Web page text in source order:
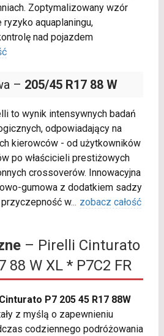
Zoptymalizowany wzór
aquaplaningu,
nad pojazdem
– 205/45 R17 88 W
to wynik intensywnych badań
odpowiadający na
kierowców - od użytkowników
po właścicieli prestiżowych
crossoverów. Innowacyjna
gumowa z dodatkiem sadzy
w... zobacz całość
– Pirelli Cinturato
88 W XL * P7C2 FR
P7 205 45 R17 88W
z myślą o zapewnieniu
codziennego podróżowania